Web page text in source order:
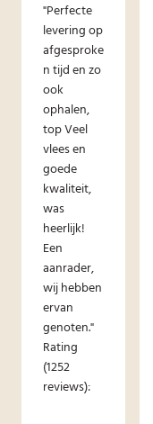
"Perfecte
levering op
afgesproke
n tijd en zo
ook
ophalen,
top Veel
vlees en
goede
kwaliteit,
was
heerlijk!
Een
aanrader,
wij hebben
ervan
genoten."
Rating
(1252
reviews):